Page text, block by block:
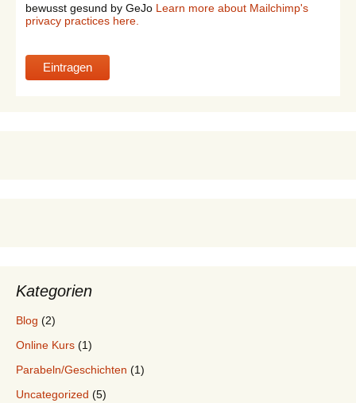
bewusst gesund by GeJo Learn more about Mailchimp's
privacy practices here.
Kategorien
Blog (2)
Online Kurs (1)
Parabeln/Geschichten (1)
Uncategorized (5)